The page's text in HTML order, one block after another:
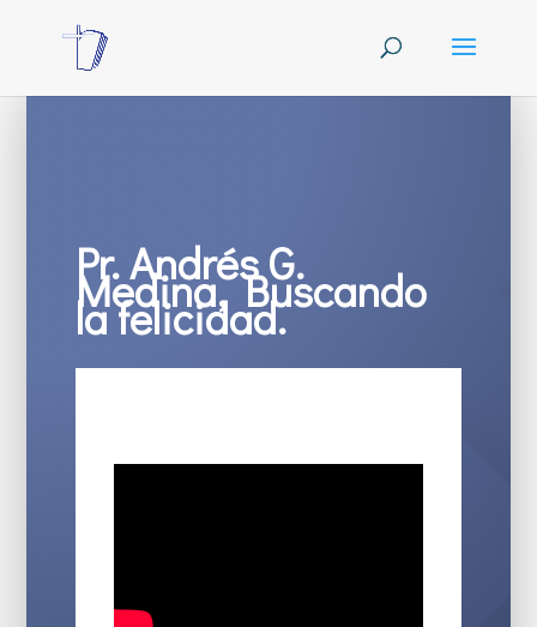
Pr. Andrés G.
Medina, Buscando
la felicidad.